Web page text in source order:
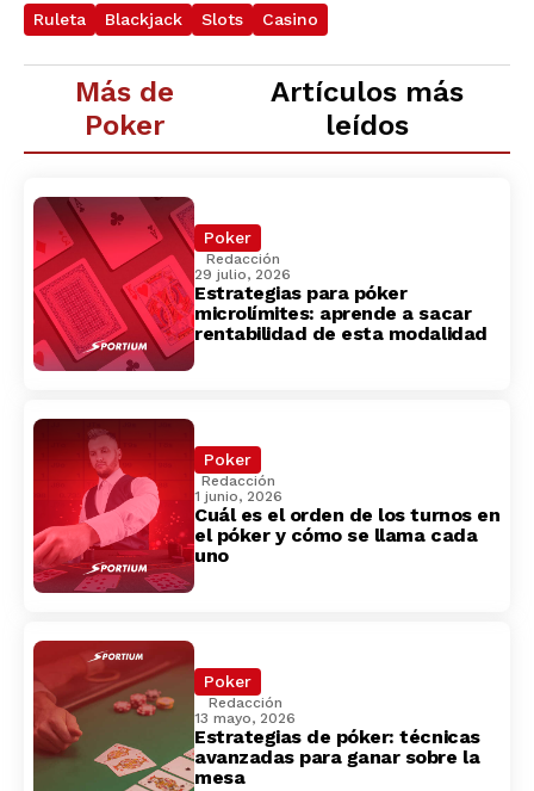
Ruleta Blackjack Slots Casino
Más de
Poker
Artículos más
leídos
Poker
Redacción
29 julio, 2026
Estrategias para póker
microlímites: aprende a sacar
rentabilidad de esta modalidad
Poker
Redacción
1 junio, 2026
Cuál es el orden de los turnos en
el póker y cómo se llama cada
uno
Poker
Redacción
13 mayo, 2026
Estrategias de póker: técnicas
avanzadas para ganar sobre la
mesa